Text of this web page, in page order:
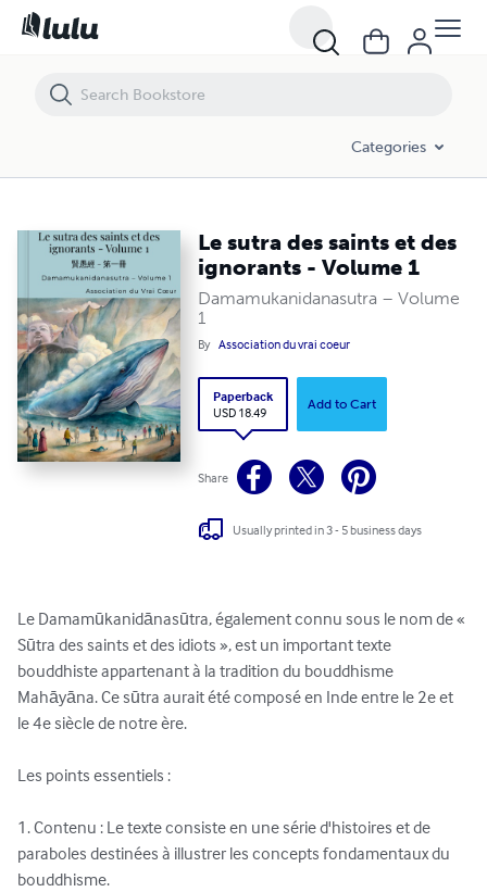
Categories
Le sutra des saints et des
ignorants - Volume 1
Damamukanidanasutra – Volume
1
By Association du vrai coeur
Paperback
USD 18.49
Add to Cart
Share
Usually printed in 3 - 5 business days
Le Damamūkanidānasūtra, également connu sous le nom de «
Sūtra des saints et des idiots », est un important texte
bouddhiste appartenant à la tradition du bouddhisme
Mahāyāna. Ce sūtra aurait été composé en Inde entre le 2e et
le 4e siècle de notre ère.
Les points essentiels :
1. Contenu : Le texte consiste en une série d'histoires et de
paraboles destinées à illustrer les concepts fondamentaux du
bouddhisme.
Le sutra des saints et des ignorants - Volume 1